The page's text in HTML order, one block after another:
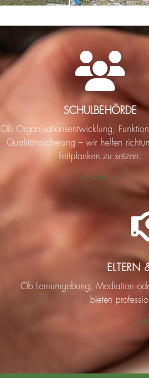
SCHULBEHÖRDE
Ob Organisationsentwicklung,
Qualitätssicherung – wir helfen
Leitplanken zu setzen.
weiterlesen
ELTERN
Ob Lernumgebung, Mediation
bieten